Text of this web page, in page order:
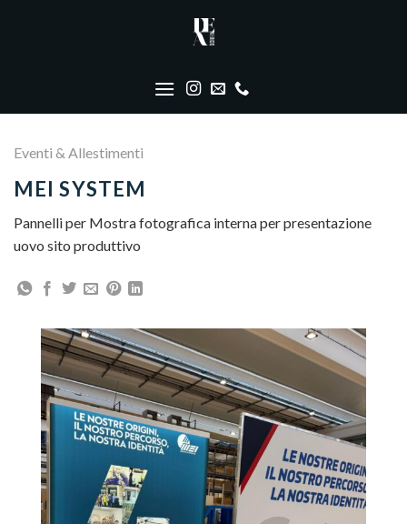
Eventi & Allestimenti
MEI SYSTEM
Pannelli per Mostra fotografica interna per presentazione
uovo sito produttivo